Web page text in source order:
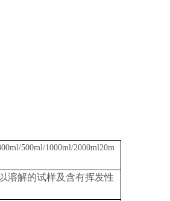
500ml/1000ml/2000ml20m
溶解的试样及含有挥发性